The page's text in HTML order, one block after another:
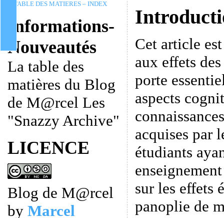
TABLE DES MATIERES – INDEX
Informations-
Nouveautés
La table des
matières du Blog
de M@rcel Les
"Snazzy Archive"
LICENCE
Blog de M@rcel
by Marcel
Cet article
aux effets
porte
aspects
acquises par
étudiants
sur les effets
panoplie de